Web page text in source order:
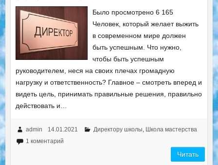
Было просмотрено 6 165
Человек, который желает выжить
в современном мире должен
быть успешным. Что нужно,
чтобы быть успешным
руководителем, неся на своих плечах громадную
нагрузку и ответственность? Главное – смотреть вперед и
видеть цель, принимать правильные решения, правильно
действовать и…
admin 14.01.2021 Директору школы, Школа мастерства
1 коментарий
Читать